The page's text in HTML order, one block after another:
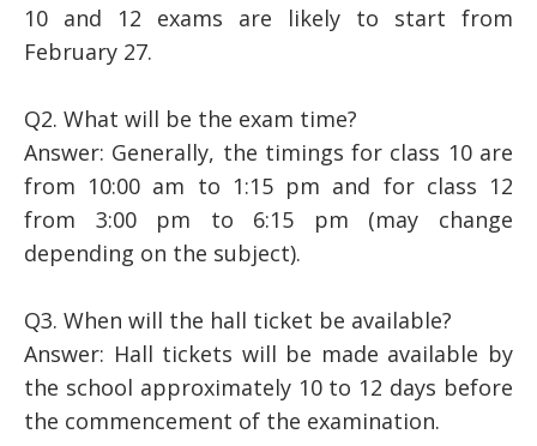
10 and 12 exams are likely to start from
February 27.
Q2. What will be the exam time?
Answer: Generally, the timings for class 10 are
from 10:00 am to 1:15 pm and for class 12
from 3:00 pm to 6:15 pm (may change
depending on the subject).
Q3. When will the hall ticket be available?
Answer: Hall tickets will be made available by
the school approximately 10 to 12 days before
the commencement of the examination.